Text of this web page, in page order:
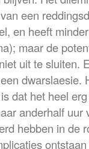
een
en heeft
maar de
uit te sluiten.
dwarslaesie.
dat het heel
anderhalf uur
hebben in de